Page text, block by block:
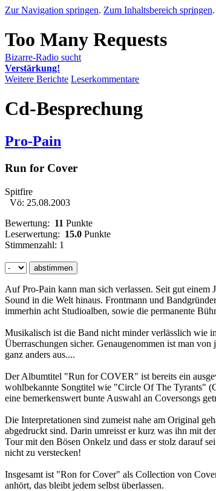
Zur Navigation springen. Zum Inhaltsbereich springen.
Bizarre-Radio sucht
Verstärkung!
Weitere Berichte Leserkommentare
Cd-Besprechung
Pro-Pain
Run for Cover
Spitfire
Vö: 25.08.2003
Bewertung: 11 Punkte
Leserwertung: 15.0 Punkte
Stimmenzahl: 1
Auf Pro-Pain kann man sich verlassen. Seit gut
Sound in die Welt hinaus. Frontmann und
immerhin acht Studioalben, sowie die permanente
Musikalisch ist die Band nicht minder verlässlich wie
Überraschungen sicher. Genaugenommen ist man
ganz anders aus....
Der Albumtitel "Run for COVER" ist bereits ein
wohlbekannte Songtitel wie "Circle Of The Tyrants"
eine bemerkenswert bunte Auswahl an Coversongs
Die Interpretationen sind zumeist nahe am Original
abgedruckt sind. Darin umreisst er kurz was ihn mit
Tour mit den Bösen Onkelz und dass er stolz darauf
nicht zu verstecken!
Insgesamt ist "Ron for Cover" als Collection von
anhört, das bleibt jedem selbst überlassen.